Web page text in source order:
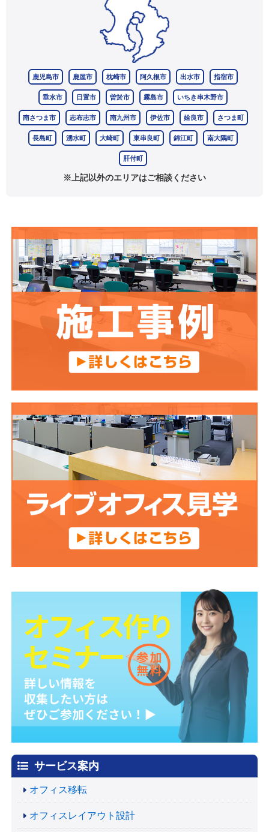
鹿児島市 鹿屋市 枕崎市 阿久根市 出水市 指宿市
垂水市 日置市 曽於市 霧島市 いちき串木野市
南さつま市 志布志市 南九州市 伊佐市 姶良市 さつま町
長島町 湧水町 大崎町 東串良町 錦江町 南大隅町
肝付町
※上記以外のエリアはご相談ください
サービス案内
オフィス移転
オフィスレイアウト設計